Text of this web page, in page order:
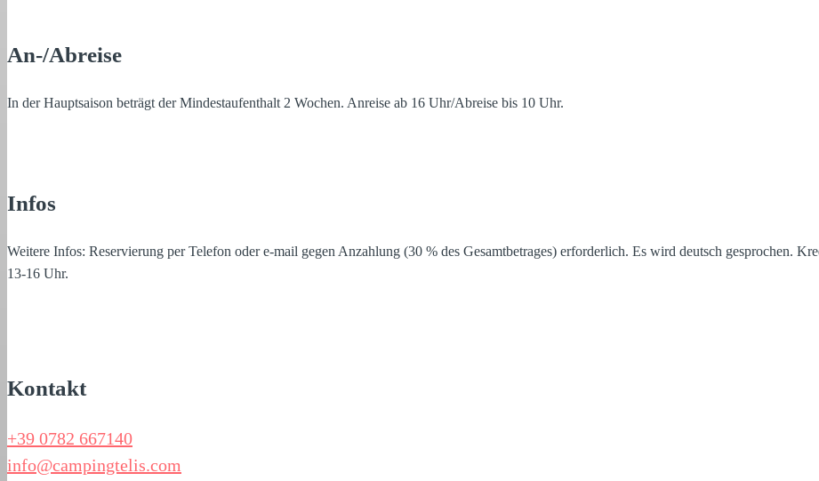
An-/Abreise
In der Hauptsaison beträgt der Mindestaufenthalt 2 Wochen. Anreise ab 16 Uhr/Abreise bis 10 Uhr.
Infos
Weitere Infos: Reservierung per Telefon oder e-mail gegen Anzahlung (30 % des Gesamtbetrages) erforderlich. Es wird deutsch gesprochen.
13-16 Uhr.
Kontakt
+39 0782 667140
info@campingtelis.com